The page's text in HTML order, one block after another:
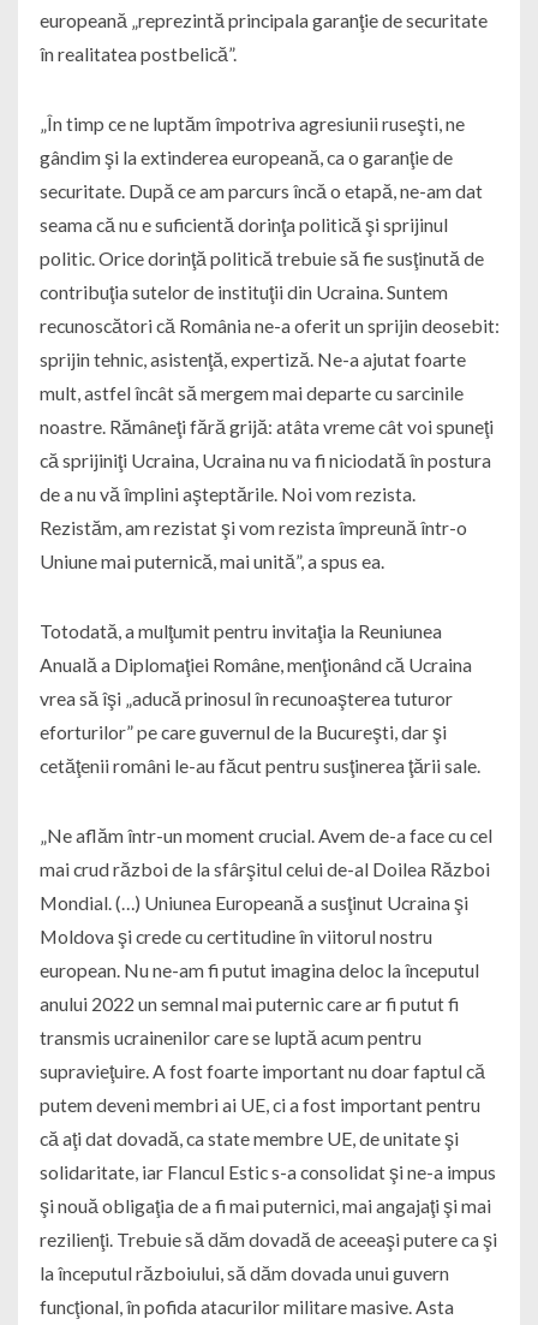
europeană „reprezintă principala garanţie de securitate
în realitatea postbelică”.
„În timp ce ne luptăm împotriva agresiunii ruseşti, ne
gândim şi la extinderea europeană, ca o garanţie de
securitate. După ce am parcurs încă o etapă, ne-am dat
seama că nu e suficientă dorinţa politică şi sprijinul
politic. Orice dorinţă politică trebuie să fie susţinută de
contribuţia sutelor de instituţii din Ucraina. Suntem
recunoscători că România ne-a oferit un sprijin deosebit:
sprijin tehnic, asistenţă, expertiză. Ne-a ajutat foarte
mult, astfel încât să mergem mai departe cu sarcinile
noastre. Rămâneţi fără grijă: atâta vreme cât voi spuneţi
că sprijiniţi Ucraina, Ucraina nu va fi niciodată în postura
de a nu vă împlini aşteptările. Noi vom rezista.
Rezistăm, am rezistat şi vom rezista împreună într-o
Uniune mai puternică, mai unită”, a spus ea.
Totodată, a mulţumit pentru invitaţia la Reuniunea
Anuală a Diplomaţiei Române, menţionând că Ucraina
vrea să îşi „aducă prinosul în recunoaşterea tuturor
eforturilor” pe care guvernul de la Bucureşti, dar şi
cetăţenii români le-au făcut pentru susţinerea ţării sale.
„Ne aflăm într-un moment crucial. Avem de-a face cu cel
mai crud război de la sfârşitul celui de-al Doilea Război
Mondial. (…) Uniunea Europeană a susţinut Ucraina şi
Moldova şi crede cu certitudine în viitorul nostru
european. Nu ne-am fi putut imagina deloc la începutul
anului 2022 un semnal mai puternic care ar fi putut fi
transmis ucrainenilor care se luptă acum pentru
supravieţuire. A fost foarte important nu doar faptul că
putem deveni membri ai UE, ci a fost important pentru
că aţi dat dovadă, ca state membre UE, de unitate şi
solidaritate, iar Flancul Estic s-a consolidat şi ne-a impus
şi nouă obligaţia de a fi mai puternici, mai angajaţi şi mai
rezilienţi. Trebuie să dăm dovadă de aceeaşi putere ca şi
la începutul războiului, să dăm dovada unui guvern
funcţional, în pofida atacurilor militare masive. Asta